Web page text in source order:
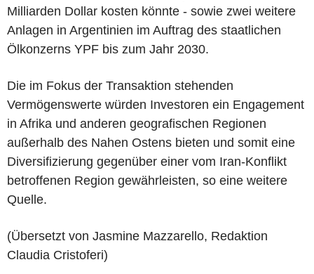
Milliarden Dollar kosten könnte - sowie zwei weitere
Anlagen in Argentinien im Auftrag des staatlichen
Ölkonzerns YPF bis zum Jahr 2030.
Die im Fokus der Transaktion stehenden
Vermögenswerte würden Investoren ein Engagement
in Afrika und anderen geografischen Regionen
außerhalb des Nahen Ostens bieten und somit eine
Diversifizierung gegenüber einer vom Iran-Konflikt
betroffenen Region gewährleisten, so eine weitere
Quelle.
(Übersetzt von Jasmine Mazzarello, Redaktion
Claudia Cristoferi)